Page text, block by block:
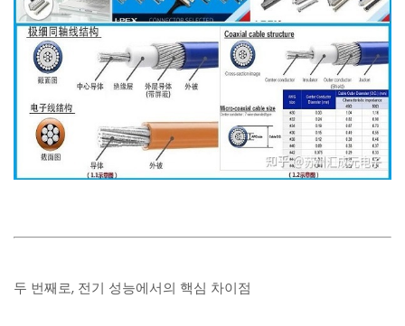
두 번째로, 전기 성능에서의 핵심 차이점